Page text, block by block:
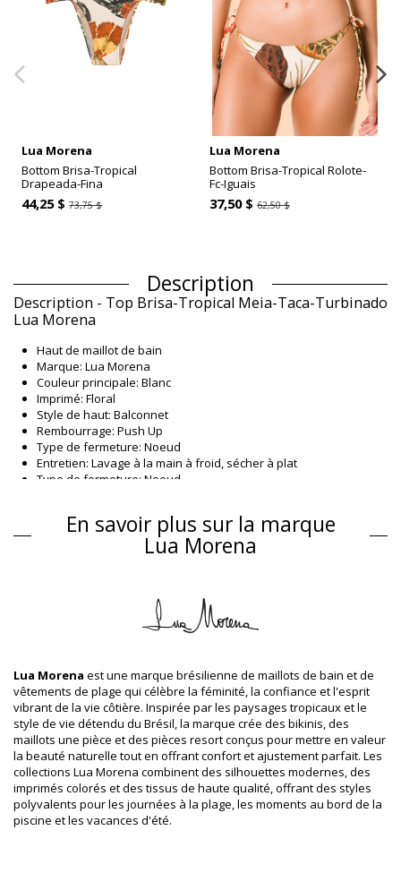
Lua Morena
Bottom Brisa-Tropical
Drapeada-Fina
44,25 $73,75 $
Lua Morena
Bottom Brisa-Tropical Rolote-
Fc-Iguais
37,50 $ 62,50 $
Description
Description - Top Brisa-Tropical Meia-Taca-Turbinado
Lua Morena
Haut de maillot de bain
Marque: Lua Morena
Couleur principale: Blanc
Imprimé: Floral
Style de haut: Balconnet
Rembourrage: Push Up
Type de fermeture: Noeud
Entretien: Lavage à la main à froid, sécher à plat
Type de fermeture: Noeud
Haut de maillot de bain Blanc Lua Morena
Matière(s)
Informations sur le produit
Département: Femme, Haut de maillot de bain
accessoires non inclus)
HS CODE (Code douanes): 6112.41.0010
SKU: 1981126326
EAN: XS (7899918537493), S (7899670772996), M (7899670772989),
L (7899670772965), XL (7899918537387)
Référence du fournisseur: 1065235
Poids: 55g / 0.12lb / 1.94oz
L'imprimé n'est pas exacte et peut varier en fonction de la
coupe
Photos retouchées
En savoir plus sur la marque
Lua Morena
Lua Morena est une marque brésilienne de maillots de bain et de
vêtements de plage qui célèbre la féminité, la confiance et l'esprit
vibrant de la vie côtière. Inspirée par les paysages tropicaux et le
style de vie détendu du Brésil, la marque crée des bikinis, des
maillots une pièce et des pièces resort conçus pour mettre en valeur
la beauté naturelle tout en offrant confort et ajustement parfait. Les
collections Lua Morena combinent des silhouettes modernes, des
imprimés colorés et des tissus de haute qualité, offrant des styles
polyvalents pour les journées à la plage, les moments au bord de la
piscine et les vacances d'été.